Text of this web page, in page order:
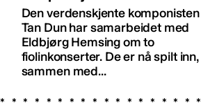
Den verdenskjente komponisten
Tan Dun har samarbeidet med
Eldbjørg Hemsing om to
fiolinkonserter. De er nå spilt inn,
sammen med...